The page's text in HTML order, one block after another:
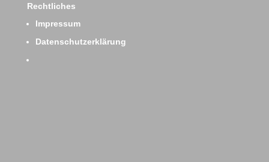
Rechtliches
Impressum
Datenschutzerklärung